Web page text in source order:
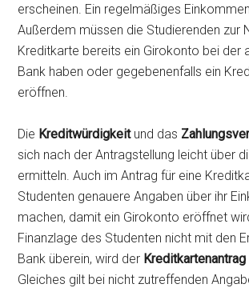
erscheinen. Ein regelmäßiges
Außerdem müssen die Studierenden zur
Kreditkarte bereits ein Girokonto bei der
Bank haben oder gegebenenfalls ein
eröffnen.
Die Kreditwürdigkeitund das
sich nach der Antragstellung leicht über
ermitteln. Auch im Antrag für eine
Studenten genauere Angaben über ihr
machen, damit ein Girokonto eröffnet
Finanzlage des Studenten nicht mit den
Bank überein, wird der
Gleiches gilt bei nicht zutreffenden